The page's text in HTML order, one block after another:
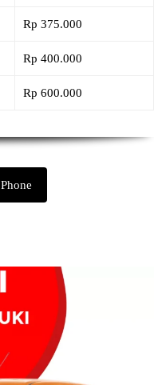
Rp 375.000
Rp 400.000
Rp 600.000
Phone